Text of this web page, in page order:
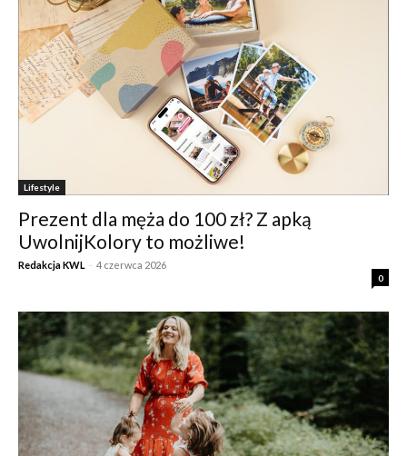
Lifestyle
Prezent dla męża do 100 zł? Z apką
UwolnijKolory to możliwe!
Redakcja KWL - 4 czerwca 2026
0